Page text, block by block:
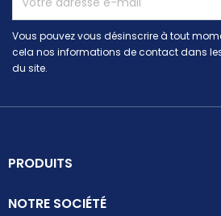
Vous pouvez vous désinscrire à tout
cela nos informations de contact dans
du site.
PRODUITS
NOTRE SOCIÉTÉ